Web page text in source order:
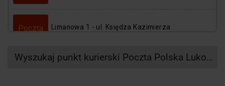
Wyszukaj punkt kurierski Poczta Polska Lukowica